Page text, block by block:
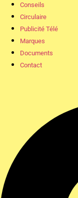
Conseils
Circulaire
Publicité Télé
Marques
Documents
Contact